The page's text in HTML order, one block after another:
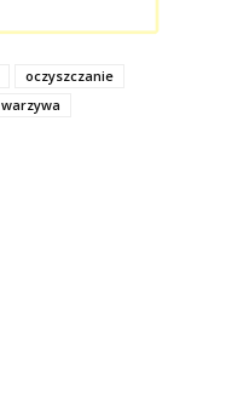
oczyszczanie
warzywa